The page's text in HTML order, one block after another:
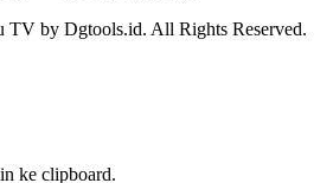
by Dgtools.id. All Rights Reserved.
ke clipboard.